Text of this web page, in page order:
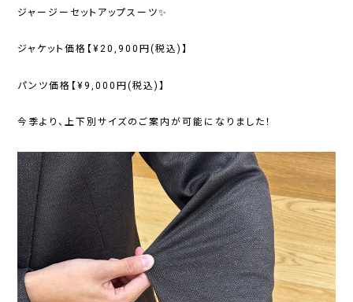
ジャージーセットアップスーツ✨
ジャケット価格【¥20,900円(税込)】
パンツ価格【¥9,000円(税込)】
今季より、上下別サイズのご案内が可能になりました！